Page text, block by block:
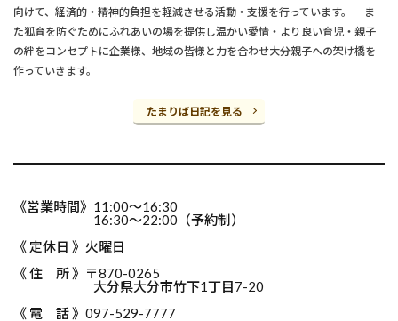
向けて、経済的・精神的負担を軽減させる活動・支援を行っています。 ま
た狐育を防ぐためにふれあいの場を提供し温かい愛情・より良い育児・親子
の絆をコンセプトに企業様、地域の皆様と力を合わせ大分親子への架け橋を
作っていきます。
たまりば日記を見る
《営業時間》11:00～16:30
16:30～22:00（予約制）
《 定休日 》火曜日
《 住 所 》〒870-0265
大分県大分市竹下1丁目7-20
《 電 話 》097-529-7777